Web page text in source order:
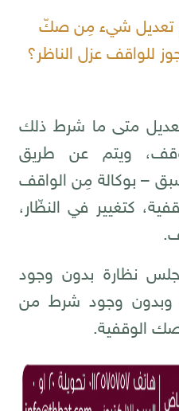
تعديل شيء مِن صكّ
للواقف عزل الناظر؟
متى ما شرط ذلك
ويتم عن طريق
– بوكالة مِن الواقف
كتغيير في النظّار،
نظارة بدون وجود
وبدون وجود شرط من
الوقفية.